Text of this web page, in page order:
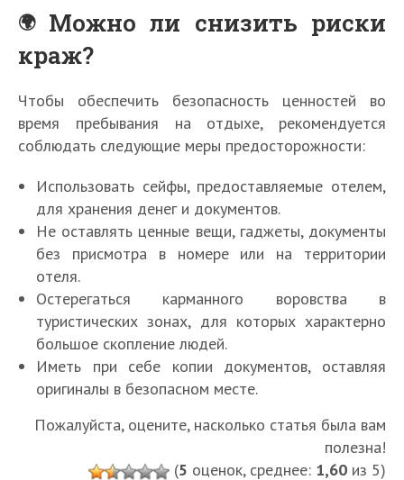
Можно ли снизить риски
краж?
Чтобы обеспечить безопасность ценностей во
время пребывания на отдыхе, рекомендуется
соблюдать следующие меры предосторожности:
Использовать сейфы, предоставляемые отелем,
для хранения денег и документов.
Не оставлять ценные вещи, гаджеты, документы
без присмотра в номере или на территории
отеля.
Остерегаться карманного воровства в
туристических зонах, для которых характерно
большое скопление людей.
Иметь при себе копии документов, оставляя
оригиналы в безопасном месте.
Пожалуйста, оцените, насколько статья была вам
полезна!
(5 оценок, среднее: 1,60 из 5)